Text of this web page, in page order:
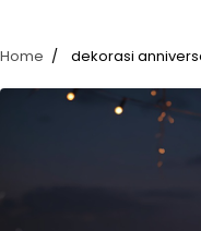
Home dekorasi